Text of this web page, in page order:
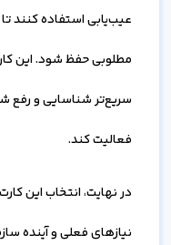
عیب‌یابی استفاده کنند
مطلوبی حفظ شود. این
سریع‌تر شناسایی و رفع
فعالیت کند.
در نهایت، انتخاب این
نیازهای فعلی و آینده